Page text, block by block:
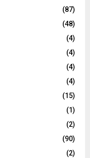
(87)
(48)
(4)
(4)
(4)
(4)
(15)
(1)
(2)
(90)
(2)